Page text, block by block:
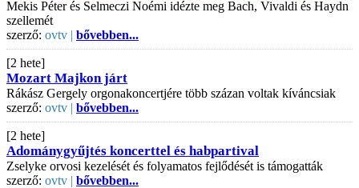
Mekis Péter és Selmeczi Noémi idézte meg Bach, Vivaldi és Haydn
szellemét
szerző: ovtv | bővebben...
[2 hete]
Mozart Majkon járt
Rákász Gergely orgonakoncertjére több százan voltak kíváncsiak
szerző: ovtv | bővebben...
[2 hete]
Adománygyűjtés koncerttel és habpartival
Zselyke orvosi kezelését és folyamatos fejlődését is támogatták
szerző: ovtv | bővebben...